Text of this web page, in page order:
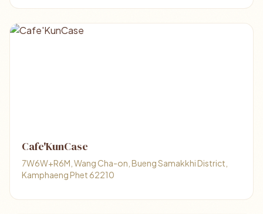
Cafe'KunCase
7W6W+R6M, Wang Cha-on, Bueng Samakkhi District,
Kamphaeng Phet 62210